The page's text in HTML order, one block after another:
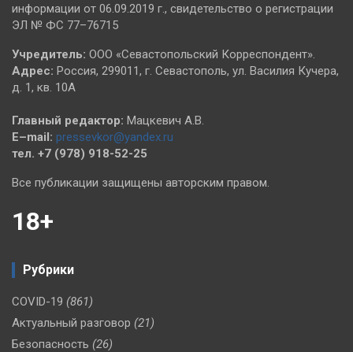
информации от 06.09.2019 г., свидетельство о регистрации
ЭЛ № ФС 77–76715
Учредитель: ООО «Севастопольский Корреспондент».
Адрес: Россия, 299011, г. Севастополь, ул. Василия Кучера,
д. 1, кв. 10А
Главный редактор: Мацкевич А.В.
E–mail: pressevkor@yandex.ru
тел. +7 (978) 918-52-25
Все публикации защищены авторским правом.
18+
Рубрики
COVID-19 (861)
Актуальный разговор (21)
Безопасность (26)